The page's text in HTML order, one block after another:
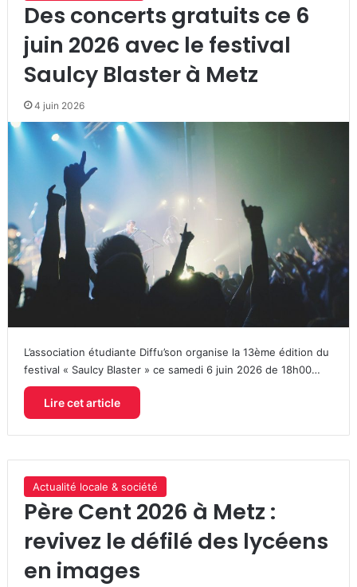
Des concerts gratuits ce 6
juin 2026 avec le festival
Saulcy Blaster à Metz
4 juin 2026
L’association étudiante Diffu’son organise la 13ème édition du
festival « Saulcy Blaster » ce samedi 6 juin 2026 de 18h00…
Lire cet article
Actualité locale & société
Père Cent 2026 à Metz :
revivez le défilé des lycéens
en images